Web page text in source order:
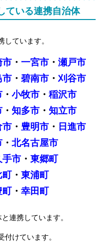
ている連携自治体
しています。
市・ 一宮市・ 瀬戸市
市・ 碧南市・ 刈谷市
・ 小牧市・ 稲沢市
・ 知多市・ 知立市
市・ 豊明市・ 日進市
・ 北名古屋市
手市・ 東郷町
町・ 東浦町
町・ 幸田町
連携しています。
けています。